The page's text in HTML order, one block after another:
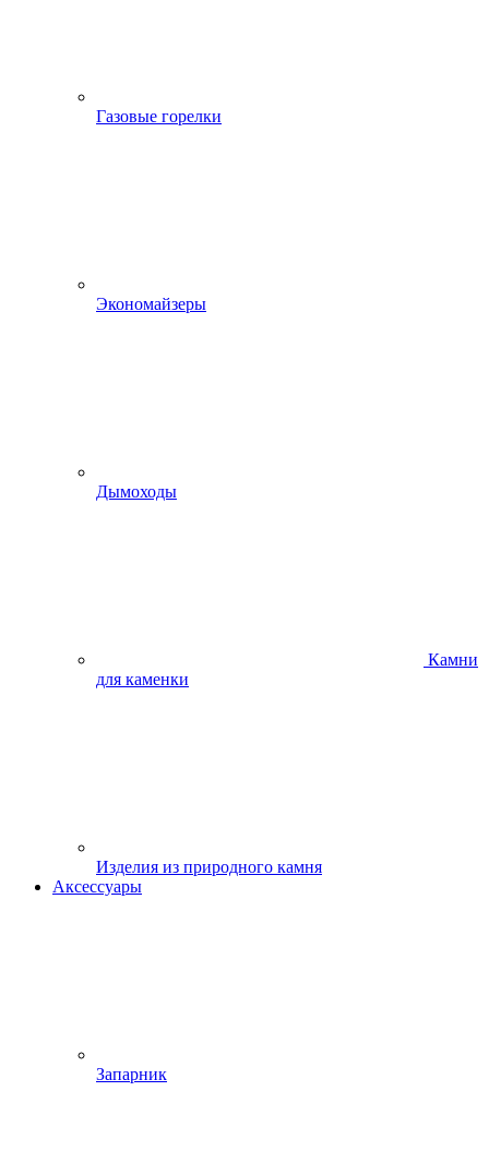
Газовые горелки
Экономайзеры
Дымоходы
Камни
для каменки
Изделия из природного камня
Аксессуары
Запарник